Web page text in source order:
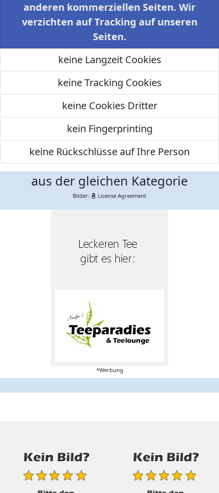
anderen kommerziellen Seiten. Wir
verzichten auf Tracking auf unseren
Seiten.
keine Langzeit Cookies
keine Tracking Cookies
keine Cookies Dritter
kein Fingerprinting
keine Rückschlüsse auf Ihre Person
aus der gleichen Kategorie
Bilder: License Agreement
*Werbung